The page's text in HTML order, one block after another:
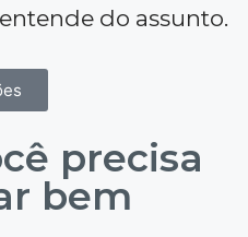
do assunto.
precisa
bem